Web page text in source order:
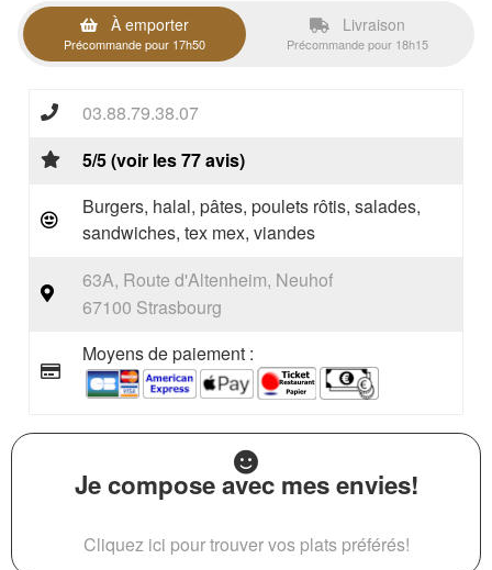
À emporter
Précommande pour 17h50
Livraison
Précommande pour 18h15
03.88.79.38.07
5/5 (voir les 77 avis)
Burgers, halal, pâtes, poulets rôtis, salades,
sandwiches, tex mex, viandes
63A, Route d'Altenheim, Neuhof
67100 Strasbourg
Moyens de paiement :
Je compose avec mes envies!
Cliquez ici pour trouver vos plats préférés!